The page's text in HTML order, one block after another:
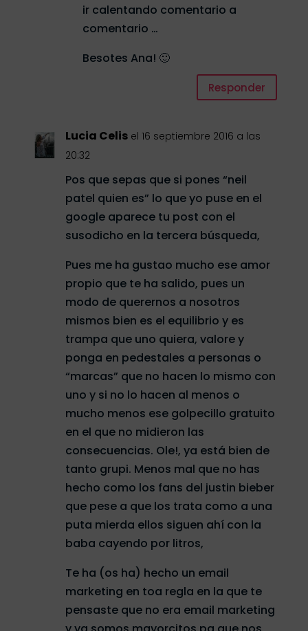
ir calentando comentario a
comentario …
Besotes Ana! 🙂
Responder
Lucia Celis el 16 septiembre 2016 a las
20:32
Pos que sepas que si pones “neil
patel quien es” lo que yo puse en el
google aparece tu post con el
susodicho en la tercera búsqueda,
Pues me ha gustao mucho ese amor
propio que te ha salido, pues un
modo de querernos a nosotros
mismos bien es el equilibrio y es
trampa que uno quiera, valore y
ponga en pedestales a personas o
“marcas” que no hacen lo mismo con
uno y si no lo hacen al menos o
mucho menos ese golpecillo gratuito
en el que no midieron las
consecuencias. Ole!, ya está bien de
tanto grupi. Menos mal que no has
hecho como los fans del justin bieber
que pese a que los trata como a una
puta mierda ellos siguen ahí con la
baba cayendo por litros,
Te ha (os ha) hecho un email
marketing en toa regla en la que te
pensaste que no era email marketing